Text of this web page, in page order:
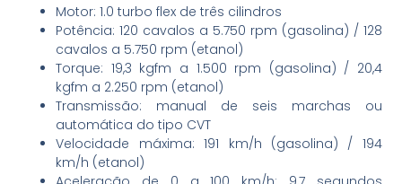
Motor: 1.0 turbo flex de três cilindros
Potência: 120 cavalos a 5.750 rpm (gasolina) / 128
cavalos a 5.750 rpm (etanol)
Torque: 19,3 kgfm a 1.500 rpm (gasolina) / 20,4
kgfm a 2.250 rpm (etanol)
Transmissão: manual de seis marchas ou
automática do tipo CVT
Velocidade máxima: 191 km/h (gasolina) / 194
km/h (etanol)